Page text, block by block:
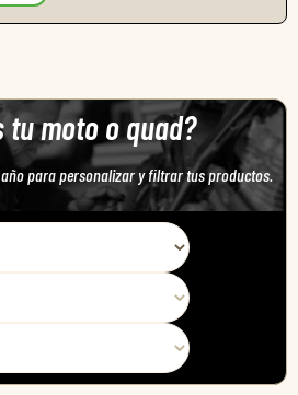
tu moto o quad?
para personalizar y filtrar tus productos.